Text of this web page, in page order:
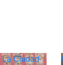
La Ciudad